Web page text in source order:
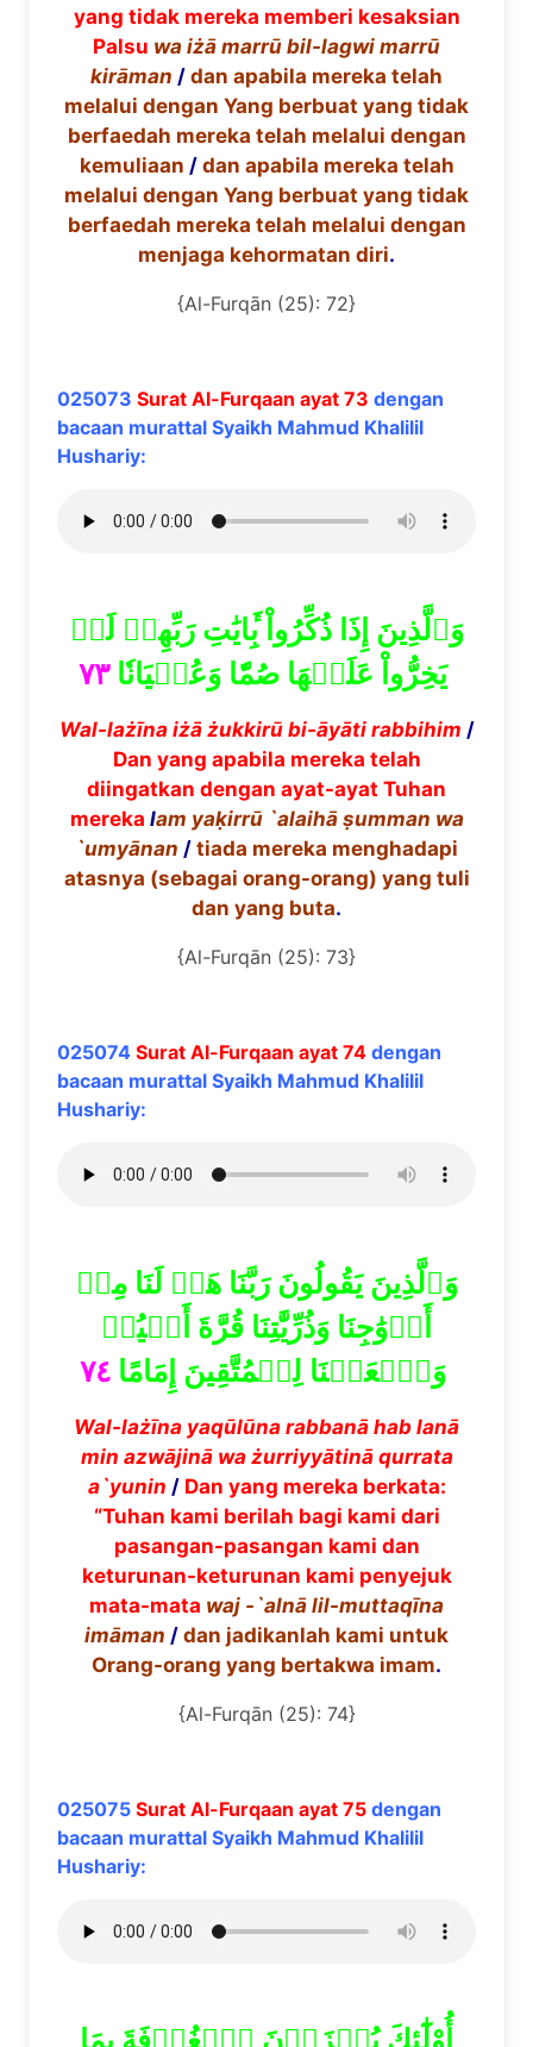
yang tidak mereka memberi kesaksian
Palsu wa iżā marrū bil-lagwi marrū
kirāman / dan apabila mereka telah
melalui dengan Yang berbuat yang tidak
berfaedah mereka telah melalui dengan
kemuliaan / dan apabila mereka telah
melalui dengan Yang berbuat yang tidak
berfaedah mereka telah melalui dengan
menjaga kehormatan diri.
{Al-Furqān (25): 72}
025073 Surat Al-Furqaan ayat 73 dengan
bacaan murattal Syaikh Mahmud Khalilil
Hushariy:
وَٱلَّذِينَ إِذَا ذُكِّرُواْ بِ‍َٔايَٰتِ رَبِّهِمۡ لَمۡ
يَخِرُّواْ عَلَيۡهَا صُمّٗا وَعُمۡيَانٗا٧٣
Wal-lażīna iżā żukkirū bi-āyāti rabbihim /
Dan yang apabila mereka telah
diingatkan dengan ayat-ayat Tuhan
mereka lam yaḳirrū`alaihā ṣumman wa
`umyānan / tiada mereka menghadapi
atasnya (sebagai orang-orang) yang tuli
dan yang buta.
{Al-Furqān (25): 73}
025074 Surat Al-Furqaan ayat 74 dengan
bacaan murattal Syaikh Mahmud Khalilil
Hushariy:
وَٱلَّذِينَ يَقُولُونَ رَبَّنَا هَبۡ لَنَا مِنۡ
أَزۡوَٰجِنَا وَذُرِّيَّٰتِنَا قُرَّةَ أَعۡيُنٖ
وَٱجۡعَلۡنَا لِلۡمُتَّقِينَ إِمَامًا ٧٤
Wal-lażīna yaqūlūna rabbanā hab lanā
min azwājināwa żurriyyātināqurrata
a`yunin / Dan yang mereka berkata:
“Tuhan kami berilah bagi kami dari
pasangan-pasangan kami dan
keturunan-keturunan kami penyejuk
mata-mata waj -`alnā lil-muttaqīna
imāman / dan jadikanlah kami untuk
Orang-orang yang bertakwa imam.
{Al-Furqān (25): 74}
025075 Surat Al-Furqaan ayat 75 dengan
bacaan murattal Syaikh Mahmud Khalilil
Hushariy:
أُوْلَٰٓئِكَ يُجۡزَوۡنَ ٱلۡغُرۡفَةَ بِمَا